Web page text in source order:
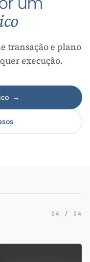
transação e plano
execução.
→
04 / 04